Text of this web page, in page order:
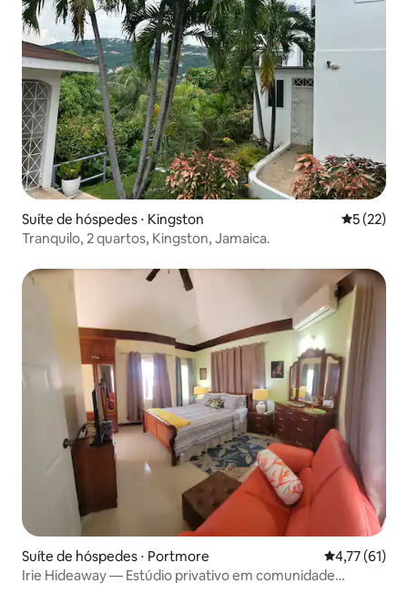
Suíte de hóspedes ⋅ Kingston 5 de uma
5 (22)
Tranquilo, 2 quartos, Kingston, Jamaica.
Suíte de hóspedes ⋅ Portmore 4,77 de uma
4,77 (61)
Irie Hideaway — Estúdio privativo em comunidade